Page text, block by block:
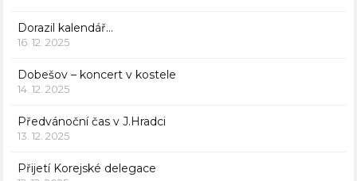
Dorazil kalendář…
16. 12. 2025
Dobešov – koncert v kostele
14. 12. 2025
Předvánoční čas v J.Hradci
13. 12. 2025
Přijetí Korejské delegace